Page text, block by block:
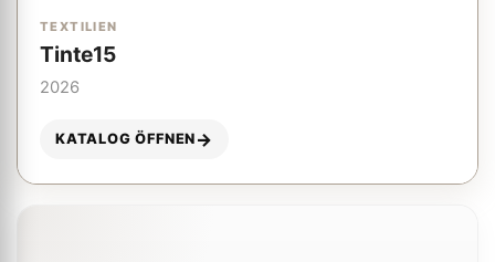
TEXTILIEN
Tinte15
2026
KATALOG ÖFFNEN